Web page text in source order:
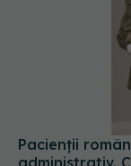
Pacienții
administrativ.